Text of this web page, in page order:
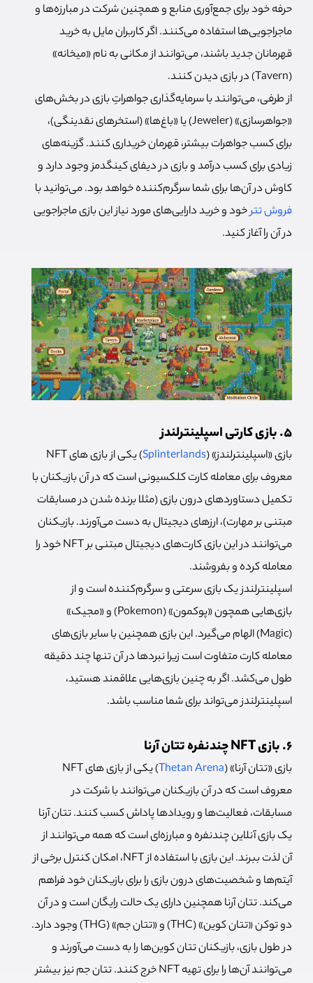
حرفه خود برای جمع‌آوری منابع و همچنین شرکت در مبارزه‌ها و
ماجراجویی‌ها استفاده می‌کنند. اگر کاربران مایل به خرید
قهرمانان جدید باشند، می‌توانند از مکانی به نام «میخانه»
(Tavern) در بازی دیدن کنند.
از طرفی، می‌توانند با سرمایه‌گذاری جواهراتِ بازی در بخش‌های
«جواهرسازی» (Jeweler) یا «باغ‌ها» (استخرهای نقدینگی)،
برای کسب جواهرات بیشتر، قهرمان خریداری کنند. گزینه‌های
زیادی برای کسب درآمد و بازی در دیفای کینگدمز وجود دارد و
کاوش در آن‌ها برای شما سرگرم‌کننده خواهد بود. می‌توانید با
فروش تترخود و خرید دارایی‌های مورد نیاز این بازی ماجراجویی
در آن را آغاز کنید.
5. بازی کارتی اسپلینترلندز
بازی «اسپلینترلندز» (Splinterlands
) یکی از بازی های NFT
معروف برای معامله کارت کلکسیونی است که در آن بازیکنان با
تکمیل دستاوردهای درون بازی (مثلا برنده شدن در مسابقات
مبتنی بر مهارت)، ارزهای دیجیتال به دست می‌آورند. بازیکنان
می‌توانند در این بازی کارت‌های دیجیتال مبتنی بر NFT خود را
معامله کرده و بفروشند.
اسپلینترلندز یک بازی سرعتی و سرگرم‌کننده است و از
بازی‌هایی همچون «پوکمون» (Pokemon) و «مجیک»
(Magic) الهام می‌گیرد. این بازی همچنین با سایر بازی‌های
معامله کارت متفاوت است زیرا نبردها در آن تنها چند دقیقه
طول می‌کشد. اگر به چنین بازی‌هایی علاقمند هستید،
اسپلینترلندز می‌تواند برای شما مناسب باشد.
6. بازی NFT چندنفره تتان آرنا
بازی «تتان آرنا» (Thetan Arena
) یکی از بازی های NFT
معروف است که در آن بازیکنان می‌توانند با شرکت در
مسابقات، فعالیت‌ها و رویدادها پاداش کسب کنند. تتان آرنا
یک بازی آنلاین چندنفره و مبارزه‌ای است که همه می‌توانند از
آن لذت ببرند. این بازی با استفاده از NFT، امکان کنترل برخی از
آیتم‌ها و شخصیت‌های درون بازی را برای بازیکنان خود فراهم
می‌کند. تتان آرنا همچنین دارای یک حالت رایگان است و در آن
دو توکن «تتان کوین» (THC) و «تتان جم» (THG) وجود دارد.
در طول بازی، بازیکنان تتان کوین‌ها را به دست می‌آورند و
می‌توانند آن‌ها را برای تهیه NFT خرج کنند. تتان جم نیز بیشتر